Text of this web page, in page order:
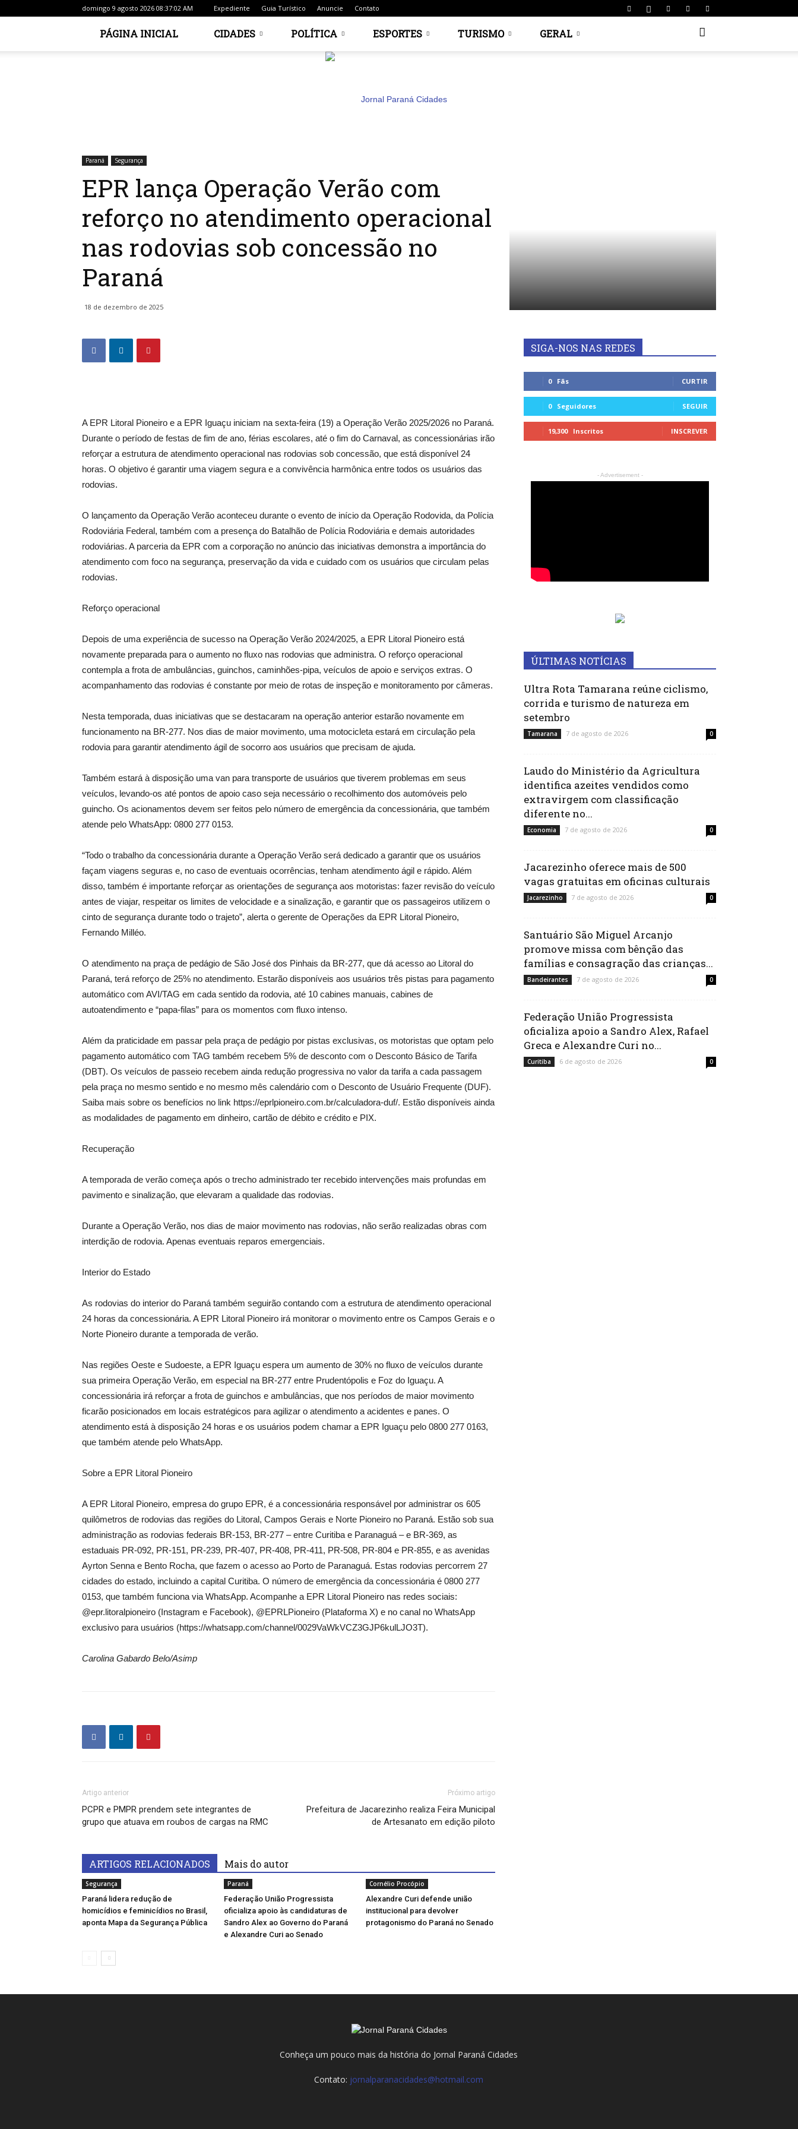
domingo 9 agosto 2026 08:37:02 AM Expediente Guia Turístico Anuncie Contato
PÁGINA INICIAL CIDADES POLÍTICA ESPORTES TURISMO GERAL
Jornal
Início Paraná
Paraná Segurança
EPR lança Operação Verão com
reforço no atendimento operacional
nas rodovias sob concessão no
Paraná
18 de dezembro de 2025
A EPR Litoral Pioneiro e a EPR Iguaçu iniciam na sexta-feira (19) a Operação Verão 2025/2026 no Paraná.
Durante o período de festas de fim de ano, férias escolares, até o fim do Carnaval, as concessionárias irão
reforçar a estrutura de atendimento operacional nas rodovias sob concessão, que está disponível 24
horas. O objetivo é garantir uma viagem segura e a convivência harmônica entre todos os usuários das
rodovias.
O lançamento da Operação Verão aconteceu durante o evento de início da Operação Rodovida, da Polícia
Rodoviária Federal, também com a presença do Batalhão de Polícia Rodoviária e demais autoridades
rodoviárias. A parceria da EPR com a corporação no anúncio das iniciativas demonstra a importância do
atendimento com foco na segurança, preservação da vida e cuidado com os usuários que circulam pelas
rodovias.
Reforço operacional
Depois de uma experiência de sucesso na Operação Verão 2024/2025, a EPR Litoral Pioneiro está
novamente preparada para o aumento no fluxo nas rodovias que administra. O reforço operacional
contempla a frota de ambulâncias, guinchos, caminhões-pipa, veículos de apoio e serviços extras. O
acompanhamento das rodovias é constante por meio de rotas de inspeção e monitoramento por câmeras.
Nesta temporada, duas iniciativas que se destacaram na operação anterior estarão novamente em
funcionamento na BR-277. Nos dias de maior movimento, uma motocicleta estará em circulação pela
rodovia para garantir atendimento ágil de socorro aos usuários que precisam de ajuda.
Também estará à disposição uma van para transporte de usuários que tiverem problemas em seus
veículos, levando-os até pontos de apoio caso seja necessário o recolhimento dos automóveis pelo
guincho. Os acionamentos devem ser feitos pelo número de emergência da concessionária, que também
atende pelo WhatsApp: 0800 277 0153.
“Todo o trabalho da concessionária durante a Operação Verão será dedicado a garantir que os usuários
façam viagens seguras e, no caso de eventuais ocorrências, tenham atendimento ágil e rápido. Além
disso, também é importante reforçar as orientações de segurança aos motoristas: fazer revisão do veículo
antes de viajar, respeitar os limites de velocidade e a sinalização, e garantir que os passageiros utilizem o
cinto de segurança durante todo o trajeto”, alerta o gerente de Operações da EPR Litoral Pioneiro,
Fernando Milléo.
O atendimento na praça de pedágio de São José dos Pinhais da BR-277, que dá acesso ao Litoral do
Paraná, terá reforço de 25% no atendimento. Estarão disponíveis aos usuários três pistas para pagamento
automático com AVI/TAG em cada sentido da rodovia, até 10 cabines manuais, cabines de
autoatendimento e “papa-filas” para os momentos com fluxo intenso.
Além da praticidade em passar pela praça de pedágio por pistas exclusivas, os motoristas que optam pelo
pagamento automático com TAG também recebem 5% de desconto com o Desconto Básico de Tarifa
(DBT). Os veículos de passeio recebem ainda redução progressiva no valor da tarifa a cada passagem
pela praça no mesmo sentido e no mesmo mês calendário com o Desconto de Usuário Frequente (DUF).
Saiba mais sobre os benefícios no link https://eprlpioneiro.com.br/calculadora-duf/. Estão disponíveis ainda
as modalidades de pagamento em dinheiro, cartão de débito e crédito e PIX.
Recuperação
A temporada de verão começa após o trecho administrado ter recebido intervenções mais profundas em
pavimento e sinalização, que elevaram a qualidade das rodovias.
Durante a Operação Verão, nos dias de maior movimento nas rodovias, não serão realizadas obras com
interdição de rodovia. Apenas eventuais reparos emergenciais.
Interior do Estado
As rodovias do interior do Paraná também seguirão contando com a estrutura de atendimento operacional
24 horas da concessionária. A EPR Litoral Pioneiro irá monitorar o movimento entre os Campos Gerais e o
Norte Pioneiro durante a temporada de verão.
Nas regiões Oeste e Sudoeste, a EPR Iguaçu espera um aumento de 30% no fluxo de veículos durante
sua primeira Operação Verão, em especial na BR-277 entre Prudentópolis e Foz do Iguaçu. A
concessionária irá reforçar a frota de guinchos e ambulâncias, que nos períodos de maior movimento
ficarão posicionados em locais estratégicos para agilizar o atendimento a acidentes e panes. O
atendimento está à disposição 24 horas e os usuários podem chamar a EPR Iguaçu pelo 0800 277 0163,
que também atende pelo WhatsApp.
Sobre a EPR Litoral Pioneiro
A EPR Litoral Pioneiro, empresa do grupo EPR, é a concessionária responsável por administrar os 605
quilômetros de rodovias das regiões do Litoral, Campos Gerais e Norte Pioneiro no Paraná. Estão sob sua
administração as rodovias federais BR-153, BR-277 – entre Curitiba e Paranaguá – e BR-369, as
estaduais PR-092, PR-151, PR-239, PR-407, PR-408, PR-411, PR-508, PR-804 e PR-855, e as avenidas
Ayrton Senna e Bento Rocha, que fazem o acesso ao Porto de Paranaguá. Estas rodovias percorrem 27
cidades do estado, incluindo a capital Curitiba. O número de emergência da concessionária é 0800 277
0153, que também funciona via WhatsApp. Acompanhe a EPR Litoral Pioneiro nas redes sociais:
@epr.litoralpioneiro (Instagram e Facebook), @EPRLPioneiro (Plataforma X) e no canal no WhatsApp
exclusivo para usuários (https://whatsapp.com/channel/0029VaWkVCZ3GJP6kulLJO3T).
Carolina Gabardo Belo/Asimp
Artigo anterior
PCPR e PMPR prendem sete integrantes de
grupo que atuava em roubos de cargas na RMC
Próximo artigo
Prefeitura de Jacarezinho realiza Feira Municipal
de Artesanato em edição piloto
ARTIGOS RELACIONADOS Mais do autor
Segurança
Paraná lidera redução de
homicídios e feminicídios no Brasil,
aponta Mapa da Segurança Pública
Paraná
Federação União Progressista
oficializa apoio às candidaturas de
Sandro Alex ao Governo do Paraná
e Alexandre Curi ao Senado
Cornélio Procópio
Alexandre Curi defende união
institucional para devolver
protagonismo do Paraná no Senado
SIGA-NOS NAS REDES
0 Fãs CURTIR
0 Seguidores SEGUIR
19,300 Inscritos INSCREVER
- Advertisement -
ÚLTIMAS NOTÍCIAS
Ultra Rota Tamarana reúne ciclismo,
corrida e turismo de natureza em
setembro
Tamarana 7 de agosto de 2026 0
Laudo do Ministério da Agricultura
identifica azeites vendidos como
extravirgem com classificação
diferente no...
Economia 7 de agosto de 2026 0
Jacarezinho oferece mais de 500
vagas gratuitas em oficinas culturais
Jacarezinho 7 de agosto de 2026 0
Santuário São Miguel Arcanjo
promove missa com bênção das
famílias e consagração das crianças...
Bandeirantes 7 de agosto de 2026 0
Federação União Progressista
oficializa apoio a Sandro Alex, Rafael
Greca e Alexandre Curi no...
Curitiba 6 de agosto de 2026 0
Conheça um pouco mais da história do Jornal Paraná Cidades
Contato: jornalparanacidades@hotmail.com